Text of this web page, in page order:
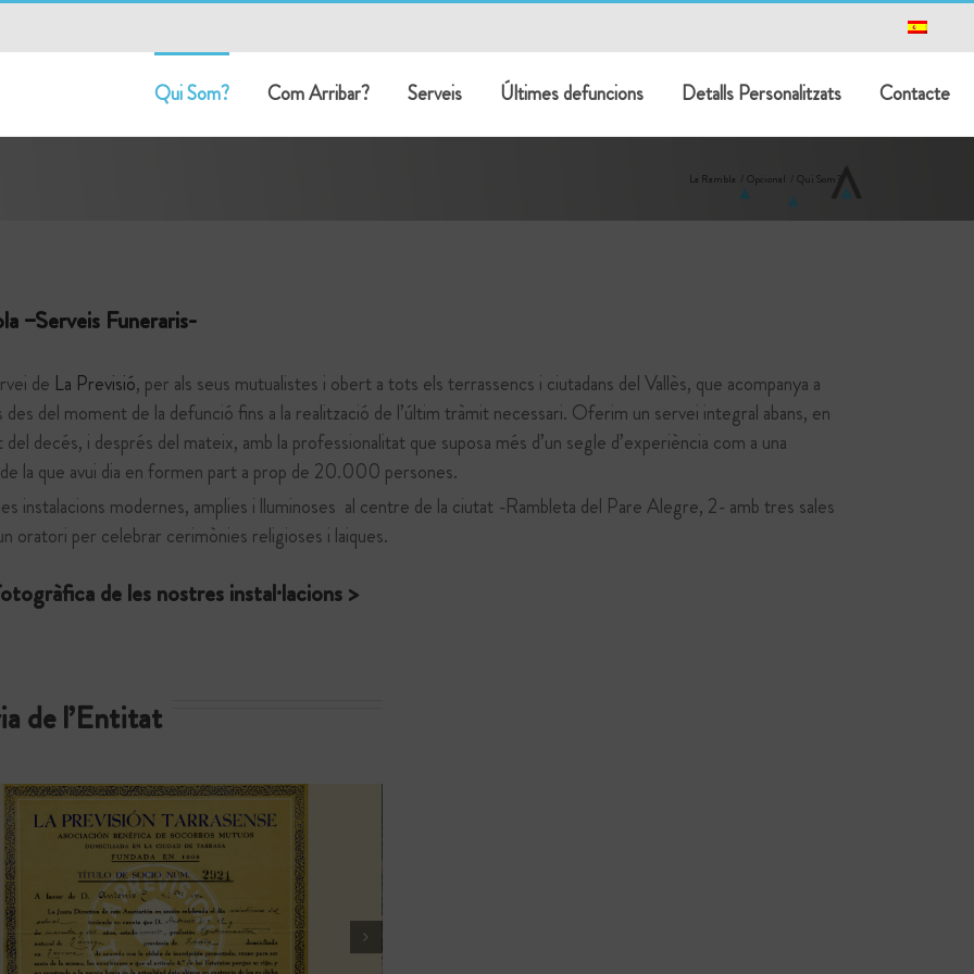
Qui Som? Com Arribar? Serveis Últimes defuncions Detalls Personalitzats Contacte
La Rambla Opcional Qui Som?
–Serveis Funeraris-
de La Previsió, per als seus mutualistes i obert a tots els terrassencs i ciutadans del Vallès, que acompanya a
des del moment de la defunció fins a la realització de l’últim tràmit necessari. Oferim un servei integral abans, en
decés, i després del mateix, amb la professionalitat que suposa més d’un segle d’experiència com a una
la que avui dia en formen part a prop de 20.000 persones.
instalacions modernes, amplies i lluminoses al centre de la ciutat -Rambleta del Pare Alegre, 2- amb tres sales
oratori per celebrar cerimònies religioses i laiques.
de les nostres instal·lacions >
de l’Entitat